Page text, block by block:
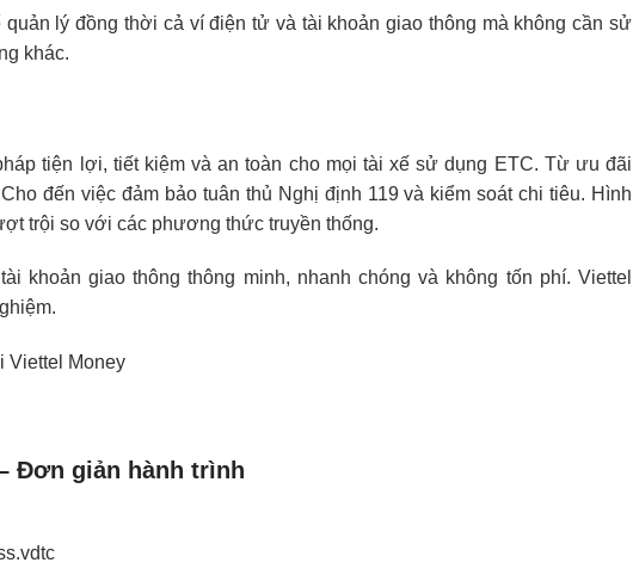
lý đồng thời cả ví điện tử và tài khoản giao thông mà không cần sử
khác.
tiện lợi, tiết kiệm và an toàn cho mọi tài xế sử dụng ETC. Từ ưu đãi
đến việc đảm bảo tuân thủ Nghị định 119 và kiểm soát chi tiêu. Hình
trội so với các phương thức truyền thống.
khoản giao thông thông minh, nhanh chóng và không tốn phí. Viettel
Viettel Money
Đơn giản hành trình